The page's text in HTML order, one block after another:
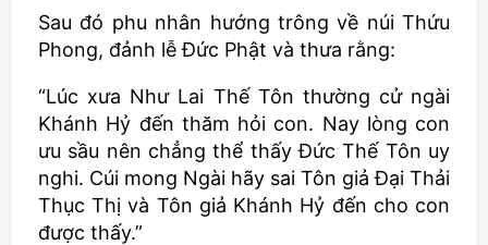
Sau đó phu nhân hướng trông về núi Thứu
Phong, đảnh lễ Đức Phật và thưa rằng:
“Lúc xưa Như Lai Thế Tôn thường cử ngài
Khánh Hỷ đến thăm hỏi con. Nay lòng con
ưu sầu nên chẳng thể thấy Đức Thế Tôn uy
nghi. Cúi mong Ngài hãy sai Tôn giả Đại Thải
Thục Thị và Tôn giả Khánh Hỷ đến cho con
được thấy.”